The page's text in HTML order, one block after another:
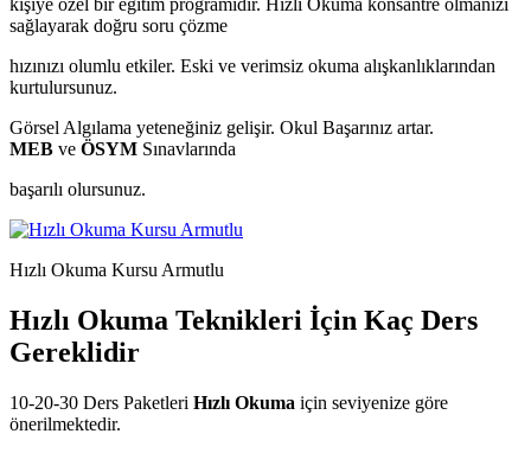
kişiye özel bir eğitim programıdır. Hızlı Okuma konsantre olmanızı
sağlayarak doğru soru çözme
hızınızı olumlu etkiler. Eski ve verimsiz okuma alışkanlıklarından
kurtulursunuz.
Görsel Algılama yeteneğiniz gelişir. Okul Başarınız artar.
MEB ve ÖSYM Sınavlarında
başarılı olursunuz.
Hızlı Okuma Kursu Armutlu
Hızlı Okuma Teknikleri İçin Kaç Ders
Gereklidir
10-20-30 Ders Paketleri Hızlı Okuma için seviyenize göre
önerilmektedir.